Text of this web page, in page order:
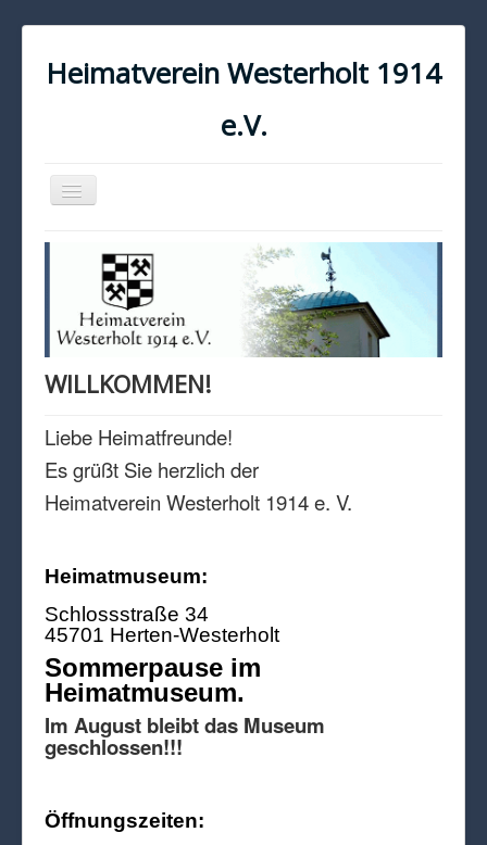
Heimatverein Westerholt 1914
e.V.
Navigation
an/aus
KONTAKT
IMPRESSUM
DATENSCHUTZ
WILLKOMMEN!
Liebe Heimatfreunde!
Es grüßt Sie herzlich der
Heimatverein Westerholt 1914 e. V.
Heimatmuseum:
Schlossstraße 34
45701 Herten-Westerholt
Sommerpause im
Heimatmuseum.
Im August bleibt das Museum
geschlossen!!!
Öffnungszeiten: